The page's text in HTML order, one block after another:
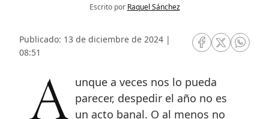
Escrito por Raquel Sánchez
Publicado: 13 de diciembre de 2024 |
08:51
RRSS Facebook
RRSSRRSS
Aunque a veces nos lo pueda parecer, despedir el año no es
un acto banal. O al menos no